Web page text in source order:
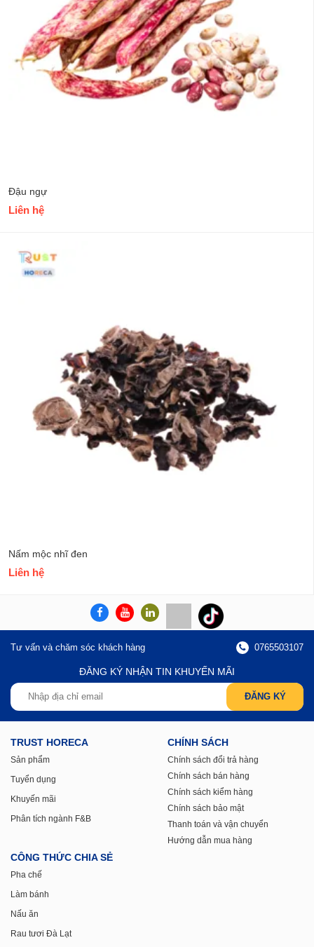
Đậu ngự
Liên hệ
Nấm mộc nhĩ đen
Liên hệ
Tư vấn và chăm sóc khách hàng 0765503107
ĐĂNG KÝ NHẬN TIN KHUYẾN MÃI
TRUST HORECA
Sản phẩm
Tuyển dụng
Khuyến mãi
Phân tích ngành F&B
CHÍNH SÁCH
Chính sách đổi trả hàng
Chính sách bán hàng
Chính sách kiểm hàng
Chính sách bảo mật
Thanh toán và vận chuyển
Hướng dẫn mua hàng
CÔNG THỨC CHIA SẺ
Pha chế
Làm bánh
Nấu ăn
Rau tươi Đà Lạt